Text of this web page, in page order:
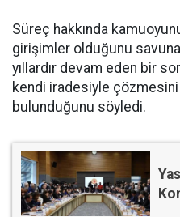
Süreç hakkında
girişimler olduğunu
yıllardır devam eden bir
kendi iradesiyle
bulunduğunu söyledi.